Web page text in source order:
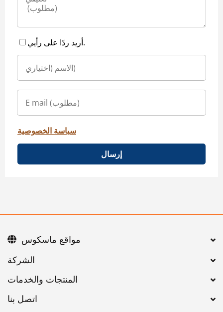
أريد ردًا على رأيي.
سياسة الخصوصية
إرسال
اتصل بنا
مواقع ماسكوس